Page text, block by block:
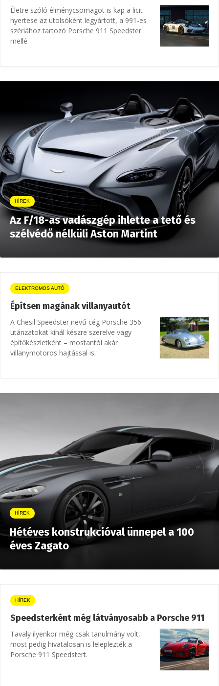
Életre szóló élménycsomagot is kap a licit
nyertese az utolsóként legyártott, a 991-es
szériához tartozó Porsche 911 Speedster
mellé.
HÍREK
Az F/18-as vadászgép ihlette a tető és
szélvédő nélküli Aston Martint
ELEKTROMOS AUTÓ
Építsen magának villanyautót
A Chesil Speedster nevű cég Porsche 356
utánzatokat kínál készre szerelve vagy
építőkészletként – mostantól akár
villanymotoros hajtással is.
HÍREK
Hétéves konstrukcióval ünnepel a 100
éves Zagato
HÍREK
Speedsterként még látványosabb a Porsche 911
Tavaly ilyenkor még csak tanulmány volt,
most pedig hivatalosan is leleplezték a
Porsche 911 Speedstert.